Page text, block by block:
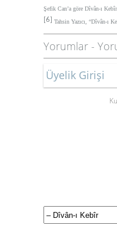
Şefik Can’a göre Dîvân-ı
[6] Tahsin Yazıcı, “Dîvân-ı
Yorumlar -
Üyelik Girişi